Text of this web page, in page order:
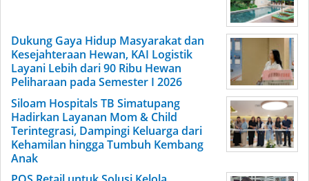
Dukung Gaya Hidup Masyarakat dan
Kesejahteraan Hewan, KAI Logistik
Layani Lebih dari 90 Ribu Hewan
Peliharaan pada Semester I 2026
Siloam Hospitals TB Simatupang
Hadirkan Layanan Mom & Child
Terintegrasi, Dampingi Keluarga dari
Kehamilan hingga Tumbuh Kembang
Anak